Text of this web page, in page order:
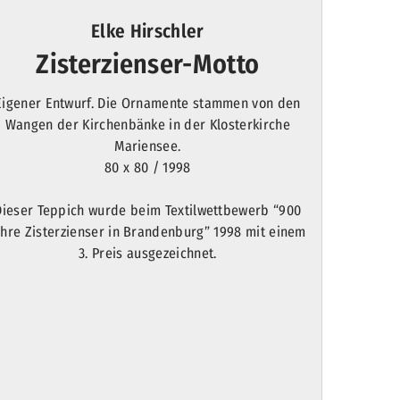
Elke Hirschler
Zisterzienser-Motto
Entwurf. Die Ornamente stammen von den
Wangen der Kirchenbänke in der Klosterkirche
Mariensee.
80 x 80 / 1998
Teppich wurde beim Textilwettbewerb “900
Zisterzienser in Brandenburg” 1998 mit einem
3. Preis ausgezeichnet.